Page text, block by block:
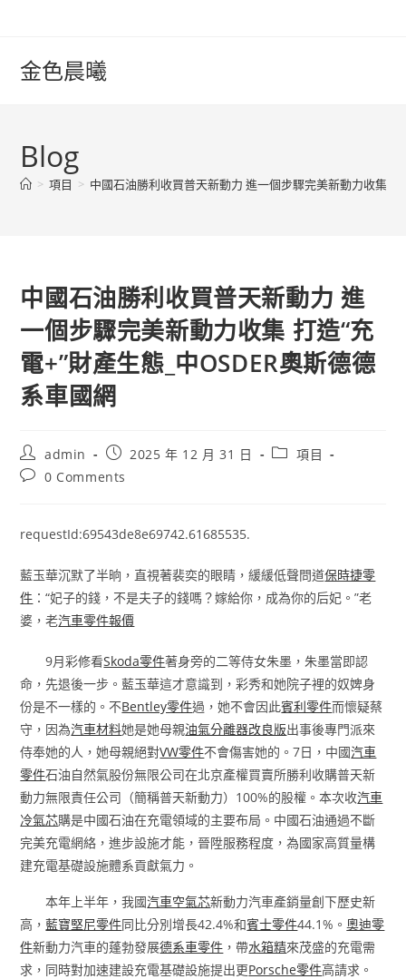
content金色晨曦
Blog
> 項目 > 中國石油勝利收買普天新動力 進一個步驟完美新動力收集 打
中國石油勝利收買普天新動力 進
一個步驟完美新動力收集 打造“充
電+”財產生態_中OSDER奧斯德德
系車國網
Post
author:
admin
Post
published:
2025 年 12 月 31 日
Post項目
Post0 Comments
requestId:69543de8e69742.61685535.
藍玉華沉默了半晌，直視著裴奕的眼睛，緩緩低聲問道保時捷零
件 ：“妃子的錢，不是夫子的錢嗎？嫁給你，成為你的后妃。”老
婆，老汽車零件報價
9月彩修看Skoda零件著身旁的二等侍女朱墨，朱墨當即認
命，先退後一步。藍玉華這才意識到，彩秀和她院子裡的奴婢身
份是不一樣的。不Bentley零件過，她不會因此賓利零件而懷疑蔡
守，因為汽車材料她是她母親油氣分離器改良版出事後專門派來
侍奉她的人，她母親絕對VW零件不會傷害她的。7日，中國汽車
零件石油自然氣股份無限公司在北京產權買賣所勝利收購普天新
動力無限責任公司（簡稱普天新動力）100%的股權。本次收汽車
冷氣芯購是中國石油在充電領域的主要布局。中國石油通過不斷
完美充電網絡，進步設施才能，晉陞服務程度，為國家高質量構
建充電基礎設施體系貢獻氣力。
本年上半年，我國汽車空氣芯新動力汽車產銷量創下歷史新
高，藍寶堅尼零件同比分別增長42.4%和賓士零件44.1%。奧迪零
件新動力汽車的蓬勃發展德系車零件 ，帶水箱精來茂盛的充電需
求，同時對加速建設充電基礎設施提出更Porsche零件高請求。